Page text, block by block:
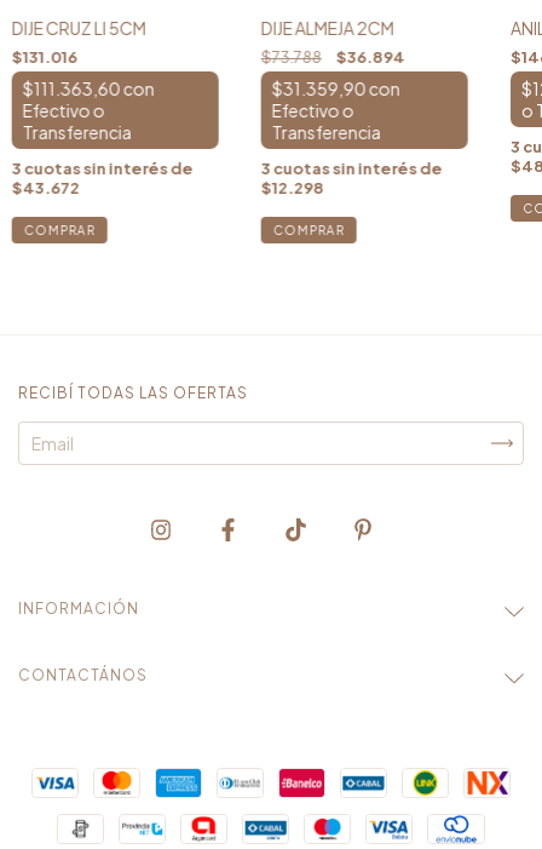
DIJE CRUZ LI 5CM
$131.016
$111.363,60con
3cuotas sin interés de
$43.672
DIJE ALMEJA 2CM
$73.788 $36.894
$31.359,90con
3cuotas sin interés de
$12.298
3
RECIBÍ TODAS LAS OFERTAS
INFORMACIÓN
CONTACTÁNOS